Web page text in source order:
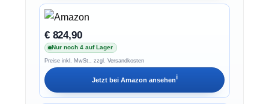
€ 824,90
Nur noch 4 auf Lager
Preise inkl. MwSt., zzgl. Versandkosten
Jetzt bei Amazon ansehenℹ︎